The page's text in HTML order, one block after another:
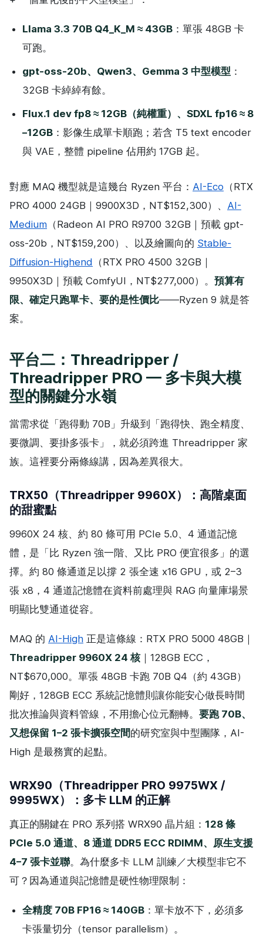
Llama 3.3 70B Q4_K_M ≈ 43GB：單張 48GB 卡
可跑。
gpt-oss-20b、Qwen3、Gemma 3 中型模型 ：
32GB 卡綽綽有餘。
Flux.1 dev fp8 ≈ 12GB（純權重）、SDXL fp16 ≈ 8
–12GB：影像生成單卡順跑；若含 T5 text encoder
與 VAE，整體 pipeline 佔用約 17GB 起。
對應 MAQ 機型就是這幾台 Ryzen 平台： AI-Eco （RTX
PRO 4000 24GB｜9900X3D，NT$152,300）、 AI-
Medium （Radeon AI PRO R9700 32GB｜預載 gpt-
oss-20b，NT$159,200）、以及繪圖向的 Stable-
Diffusion-Highend （RTX PRO 4500 32GB｜
9950X3D｜預載 ComfyUI，NT$277,000）。 預算有
限、確定只跑單卡、要的是性價比——Ryzen 9 就是答
案。
平台二：Threadripper /
Threadripper PRO — 多卡與大模
型的關鍵分水嶺
當需求從「跑得動 70B」升級到「跑得快、跑全精度、
要微調、要掛多張卡」，就必須跨進 Threadripper 家
族。這裡要分兩條線講，因為差異很大。
TRX50（Threadripper 9960X）：高階桌面
的甜蜜點
9960X 24 核、約 80 條可用 PCIe 5.0、4 通道記憶
體，是「比 Ryzen 強一階、又比 PRO 便宜很多」的選
擇。約 80 條通道足以撐 2 張全速 x16 GPU，或 2–3
張 x8，4 通道記憶體在資料前處理與 RAG 向量庫場景
明顯比雙通道從容。
MAQ 的 AI-High 正是這條線：RTX PRO 5000 48GB｜
Threadripper 9960X 24 核｜128GB ECC，
NT$670,000。單張 48GB 卡跑 70B Q4（約 43GB）
剛好，128GB ECC 系統記憶體則讓你能安心做長時間
批次推論與資料管線，不用擔心位元翻轉。 要跑 70B、
又想保留 1–2 張卡擴張空間的研究室與中型團隊，AI-
High 是最務實的起點。
WRX90（Threadripper PRO 9975WX /
9995WX）：多卡 LLM 的正解
真正的關鍵在 PRO 系列搭 WRX90 晶片組： 128 條
PCIe 5.0 通道、8 通道 DDR5 ECC RDIMM、原生支援
4–7 張卡並聯。為什麼多卡 LLM 訓練／大模型非它不
可？因為通道與記憶體是硬性物理限制：
全精度 70B FP16 ≈ 140GB：單卡放不下，必須多
卡張量切分（tensor parallelism）。